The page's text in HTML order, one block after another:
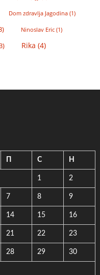
Dom zdravlja Jagodina(1)
Ninoslav Eric(1)
Rika (4)
П С Н
1 2
7 8 9
14 15 16
21 22 23
28 29 30